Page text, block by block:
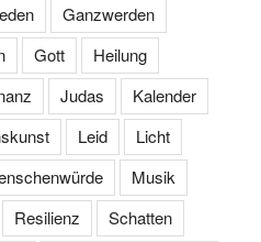
Ganzwerden
Gott
Heilung
Judas
Kalender
Leid
Licht
Musik
Resilienz
Schatten